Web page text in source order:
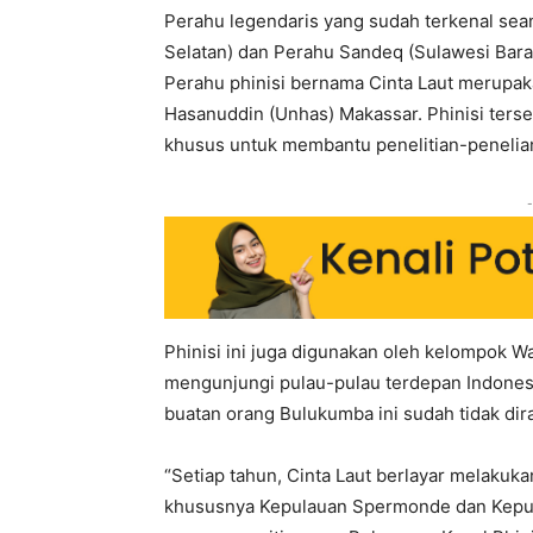
Perahu legendaris yang sudah terkenal
Selatan) dan Perahu Sandeq (Sulawesi
Perahu phinisi bernama Cinta Laut
Hasanuddin (Unhas) Makassar. Phinisi
khusus untuk membantu penelitian-
Phinisi ini juga digunakan oleh kelompok
mengunjungi pulau-pulau terdepan
buatan orang Bulukumba ini sudah tidak
“Setiap tahun, Cinta Laut berlayar
khususnya Kepulauan Spermonde dan